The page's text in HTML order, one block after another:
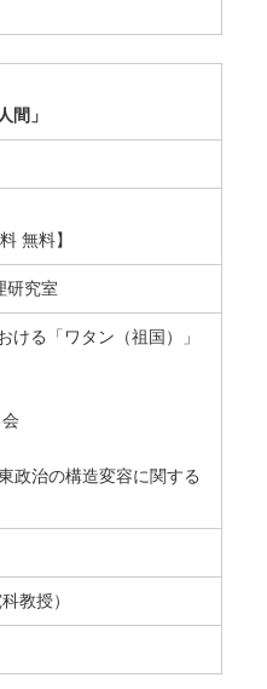
間」
無料】
研究室
ける「ワタン（祖国）」
政治の構造変容に関する
教授）